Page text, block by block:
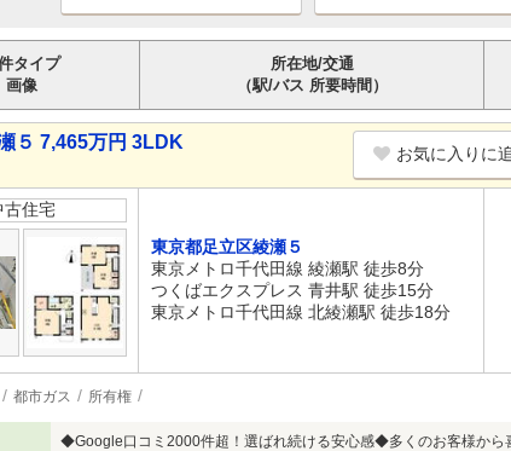
タイプ
画像
所在地/交通
（駅/バス 所要時間）
５ 7,465万円 3LDK
お気に入りに
古住宅
東京都足立区綾瀬５
東京メトロ千代田線 綾瀬駅 徒歩8分
つくばエクスプレス 青井駅 徒歩15分
東京メトロ千代田線 北綾瀬駅 徒歩18分
都市ガス 所有権
◆Google口コミ2000件超！選ばれ続ける安心感◆多くのお客様から